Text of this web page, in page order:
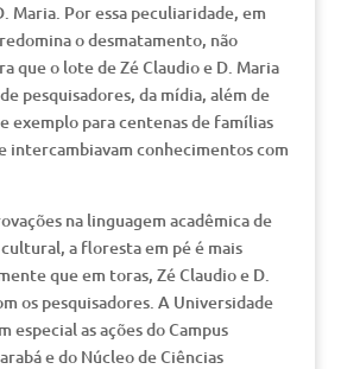
Maria. Por essa peculiaridade, em
o desmatamento, não
que o lote de Zé Claudio e D. Maria
pesquisadores, da mídia, além de
exemplo para centenas de famílias
intercambiavam conhecimentos com
na linguagem acadêmica de
a floresta em pé é mais
que em toras, Zé Claudio e D.
os pesquisadores. A Universidade
especial as ações do Campus
e do Núcleo de Ciências